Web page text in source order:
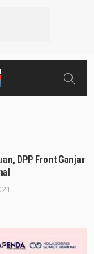
DPP Front Ganjar